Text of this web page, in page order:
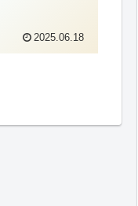
2025.06.18